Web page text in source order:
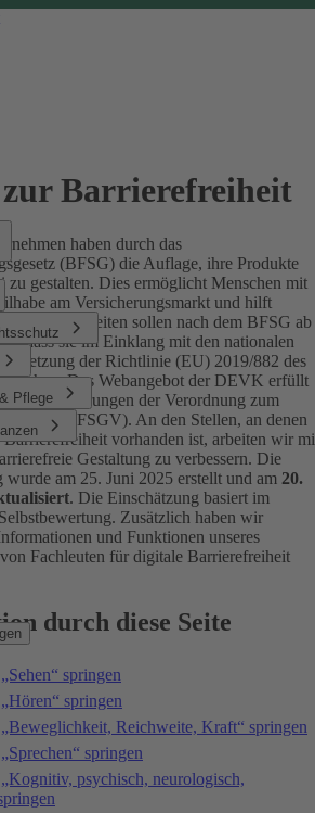
Pflege
Barrierefreiheit
haben durch das
(BFSG) die Auflage, ihre Produkte
zu gestalten. Dies ermöglicht Menschen mit
am Versicherungsmarkt und hilft
Internetseiten sollen nach dem BFSG ab
dass sie im Einklang mit den nationalen
der Richtlinie (EU) 2019/882 des
stehen.Das Webangebot der DEVK erfüllt
Anforderungen der Verordnung zum
(BFSGV). An den Stellen, an denen
vorhanden ist, arbeiten wir
Gestaltung zu verbessern. Die
am 25. Juni 2025 erstellt und am 20.
. Die Einschätzung basiert im
Zusätzlich haben wir
und Funktionen unseres
Fachleuten für digitale Barrierefreiheit
durch diese Seite
springen
springen
Reichweite, Kraft“ springen
springen
psychisch, neurologisch,